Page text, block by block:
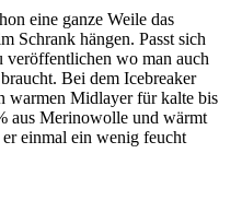
eine ganze Weile das
Schrank hängen. Passt sich
veröffentlichen wo man auch
Bei dem Icebreaker
warmen Midlayer für kalte bis
aus Merinowolle und wärmt
einmal ein wenig feucht